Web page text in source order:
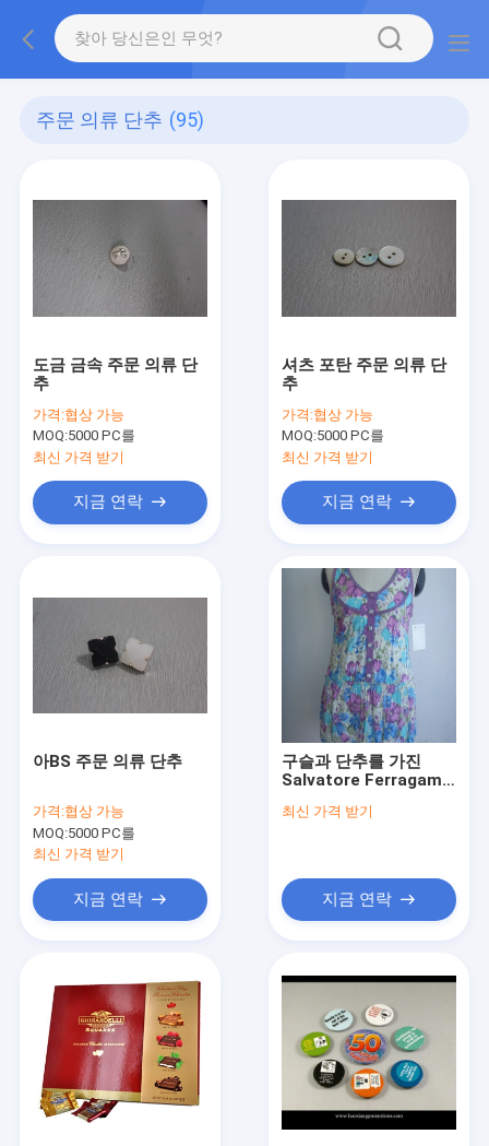
주문 의류 단추 (95)
도금 금속 주문 의류 단
추
가격:협상 가능
MOQ:5000 PC를
최신 가격 받기
지금 연락
셔츠 포탄 주문 의류 단
추
가격:협상 가능
MOQ:5000 PC를
최신 가격 받기
지금 연락
아BS 주문 의류 단추
가격:협상 가능
MOQ:5000 PC를
최신 가격 받기
지금 연락
구슬과 단추를 가진
Salvatore Ferragamo
최신 가격 받기
지금 연락